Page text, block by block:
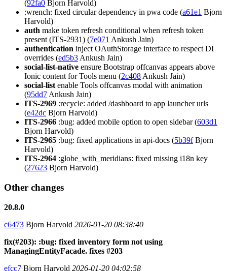
(92fa0 Bjorn Harvold)
:wrench: fixed circular dependency in pwa code (a61e1 Bjorn
Harvold)
auth make token refresh conditional when refresh token
present (ITS-2931) (7e071 Ankush Jain)
authentication inject OAuthStorage interface to respect DI
overrides (ed5b3 Ankush Jain)
social-list-native ensure Bootstrap offcanvas appears above
Ionic content for Tools menu (2c408 Ankush Jain)
social-list enable Tools offcanvas modal with animation
(95dd7 Ankush Jain)
ITS-2969 :recycle: added /dashboard to app launcher urls
(e42dc Bjorn Harvold)
ITS-2966 :bug: added mobile option to open sidebar (603d1
Bjorn Harvold)
ITS-2965 :bug: fixed applications in api-docs (5b39fBjorn
Harvold)
ITS-2964 :globe_with_meridians: fixed missing i18n key
(27623 Bjorn Harvold)
Other changes
20.8.0
c6473 Bjorn Harvold 2026-01-20 08:38:40
fix(#203): :bug: fixed inventory form not using
ManagingEntityFacade. fixes #203
efcc7 Bjorn Harvold 2026-01-20 04:02:58